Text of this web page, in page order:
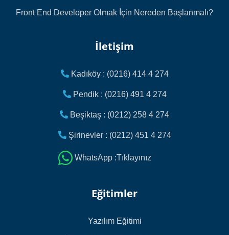
Front End Developer Olmak İçin Nereden Başlanmalı?
İletişim
Kadıköy : (0216) 414 4 274
Pendik : (0216) 491 4 274
Beşiktaş : (0212) 258 4 274
Şirinevler : (0212) 451 4 274
WhatsApp :Tıklayınız
Eğitimler
Yazılım Eğitimi